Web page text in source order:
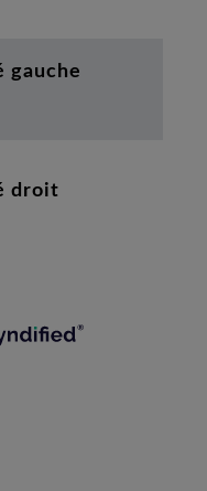
gauche
droit